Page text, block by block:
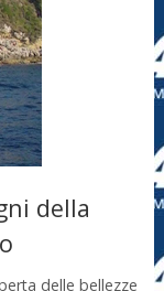
della
delle bellezze